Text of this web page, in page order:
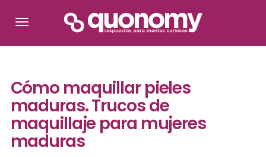
Cómo maquillar pieles
maduras. Trucos de
maquillaje para mujeres
maduras